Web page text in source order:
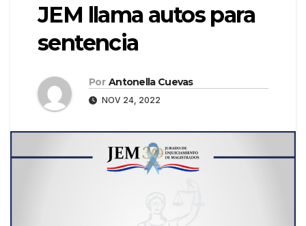
JEM llama autos para
sentencia
Por Antonella Cuevas
NOV 24, 2022